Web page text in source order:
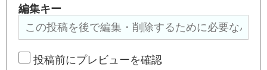
編集キー
投稿前にプレビューを確認